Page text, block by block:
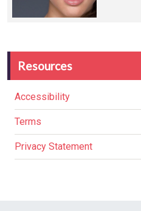
Resources
Accessibility
Terms
Privacy Statement